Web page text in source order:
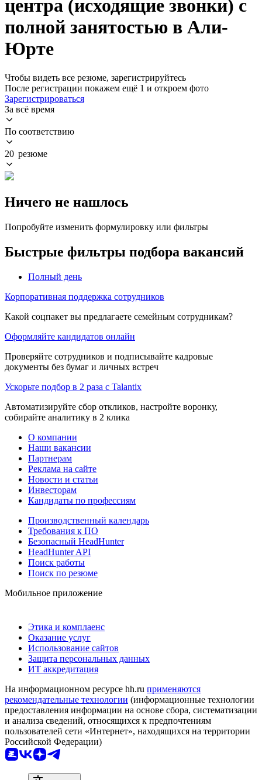
центра (исходящие звонки) с
полной занятостью в Али-
Юрте
Чтобы видеть все резюме, зарегистрируйтесь
После регистрации покажем ещё 1 и откроем фото
Зарегистрироваться
За всё время
По соответствию
20 резюме
Ничего не нашлось
Попробуйте изменить формулировку или фильтры
Быстрые фильтры подбора вакансий
Полный день
Корпоративная поддержка сотрудников
Какой соцпакет вы предлагаете семейным сотрудникам?
Оформляйте кандидатов онлайн
Проверяйте сотрудников и подписывайте кадровые
документы без бумаг и личных встреч
Ускорьте подбор в 2 раза с Talantix
Автоматизируйте сбор откликов, настройте воронку,
собирайте аналитику в 2 клика
О компании
Наши вакансии
Партнерам
Реклама на сайте
Новости и статьи
Инвесторам
Кандидаты по профессиям
Производственный календарь
Требования к ПО
Безопасный HeadHunter
HeadHunter API
Поиск работы
Поиск по резюме
Мобильное приложение
Этика и комплаенс
Оказание услуг
Использование сайтов
Защита персональных данных
ИТ аккредитация
На информационном ресурсе hh.ru применяются
рекомендательные технологии (информационные технологии
предоставления информации на основе сбора, систематизации
и анализа сведений, относящихся к предпочтениям
пользователей сети «Интернет», находящихся на территории
Российской Федерации)